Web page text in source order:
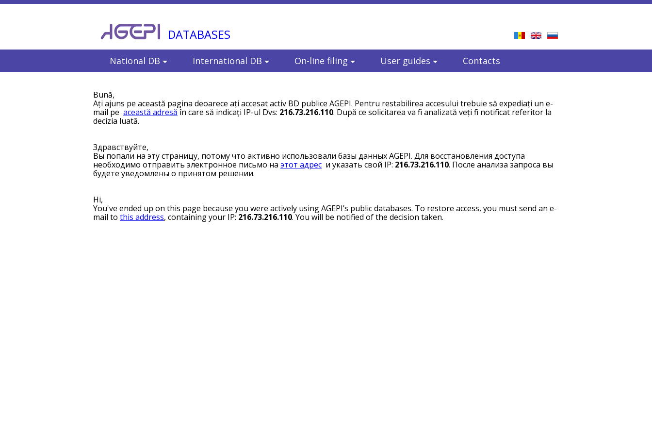
DATABASES
National DB International DB On-line filing User guides Contacts
Bună,
Ați ajuns pe această pagina deoarece ați accesat activ BD publice AGEPI. Pentru restabilirea accesului trebuie să expediați un e-
mail pe această adresă în care să indicați IP-ul Dvs: 216.73.216.110. După ce solicitarea va fi analizată veți fi notificat referitor la
decizia luată.
Здравствуйте,
Вы попали на эту страницу, потому что активно использовали базы данных AGEPI. Для восстановления доступа
необходимо отправить электронное письмо на этот адрес и указать свой IP: 216.73.216.110. После анализа запроса вы
будете уведомлены о принятом решении.
Hi,
You've ended up on this page because you were actively using AGEPI’s public databases. To restore access, you must send an e-
mail to this address, containing your IP: 216.73.216.110. You will be notified of the decision taken.